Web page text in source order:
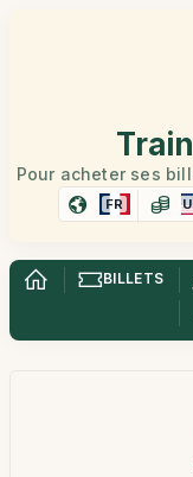
Pour acheter ses
FR
BILLETS